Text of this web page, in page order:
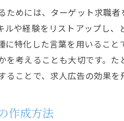
ためには、ターゲット求職
ルや経験をリストアップし
に特化した言葉を用いるこ
を考えることも大切です。
ることで、求人広告の効果を
作成方法